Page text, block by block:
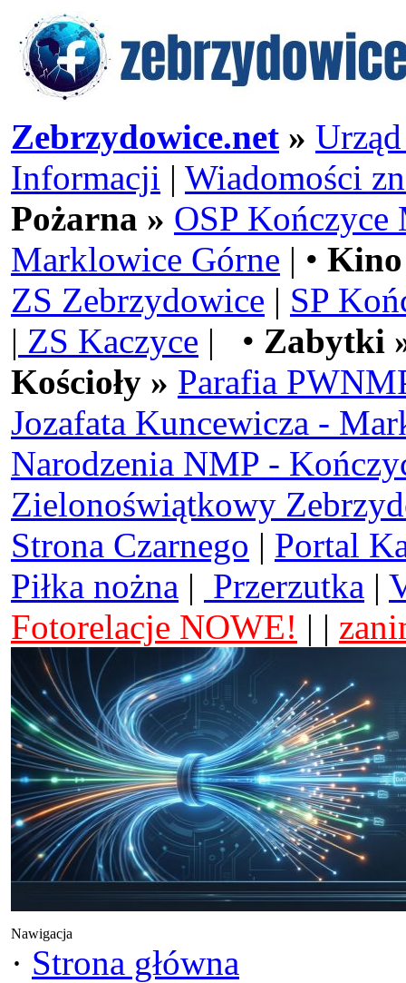
Zebrzydowice.net »
Informacji | Wiadomości
Pożarna » OSP Kończyce
Marklowice Górne | •
ZS Zebrzydowice | SP
| ZS Kaczyce | • Zabytki
Kościoły » Parafia
Jozafata Kuncewicza -
Narodzenia NMP -
Zielonoświątkowy
Strona Czarnego | Portal
Piłka nożna | Przerzutka |
Fotorelacje NOWE! | |
Nawigacja
· Strona główna